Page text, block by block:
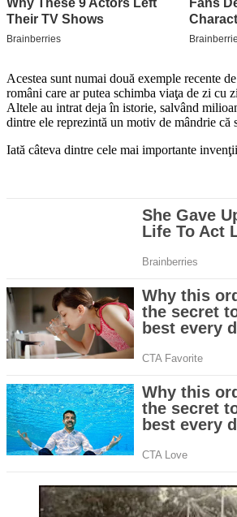
Acestea sunt numai două exemple recente
români care ar putea schimba viaţa de zi cu
Altele au intrat deja în istorie, salvând
dintre ele reprezintă un motiv de mândrie că
Iată câteva dintre cele mai importante